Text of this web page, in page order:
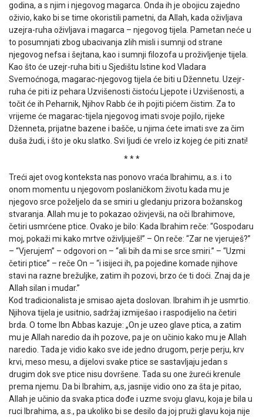
godina, a s njim i njegovog magarca. Onda ih je obojicu zajedno
oživio, kako bi se time okoristili pametni, da Allah, kada oživljava
uzejra-ruha oživljava i magarca – njegovog tijela. Pametan neće u
to posumnjati zbog ubacivanja zlih misli i sumnji od strane
njegovog nefsa i šejtana, kao i sumnji filozofa u proživljenje tijela.
Kao što će uzejr-ruha biti u Sjedištu Istine kod Vladara
Svemoćnoga, magarac-njegovog tijela će biti u Džennetu. Uzejr-
ruha će piti iz pehara Uzvišenosti čistoću Ljepote i Uzvišenosti, a
točit će ih Peharnik, Njihov Rabb će ih pojiti pićem čistim. Za to
vrijeme će magarac-tijela njegovog imati svoje pojilo, rijeke
Dženneta, prijatne bazene i bašče, u njima ćete imati sve za čim
duša žudi, i što je oku slatko. Svi ljudi će vrelo iz kojeg će piti znati!
* * *
Treći ajet ovog konteksta nas ponovo vraća Ibrahimu, a.s. i to
onom momentu u njegovom poslaničkom životu kada mu je
njegovo srce poželjelo da se smiri u gledanju prizora božanskog
stvaranja. Allah mu je to pokazao oživjevši, na oči Ibrahimove,
četiri usmrćene ptice. Ovako je bilo: Kada Ibrahim reče: “Gospodaru
moj, pokaži mi kako mrtve oživljuješ!” – On reče: “Zar ne vjeruješ?”
– “Vjerujem” – odgovori on – “ali bih da mi se srce smiri.” – “Uzmi
četiri ptice” – reče On – “i isijeci ih, pa pojedine komade njihove
stavi na razne brežuljke, zatim ih pozovi, brzo će ti doći. Znaj da je
Allah silan i mudar.”
Kod tradicionalista je smisao ajeta doslovan. Ibrahim ih je usmrtio.
Njihova tijela je usitnio, sadržaj izmiješao i raspodijelio na četiri
brda. O tome Ibn Abbas kazuje: „On je uzeo glave ptica, a zatim
mu je Allah naredio da ih pozove, pa je on učinio kako mu je Allah
naredio. Tada je vidio kako sve ide jedno drugom, perje perju, krv
krvi, meso mesu, a dijelovi svake ptice se sastavljaju jedan s
drugim dok sve ptice nisu dovršene. Tada su one žureći krenule
prema njemu. Da bi Ibrahim, a,s, jasnije vidio ono za šta je pitao,
Allah je učinio da svaka ptica dođe i uzme svoju glavu, koja je bila u
ruci Ibrahima, a.s., pa ukoliko bi se desilo da joj pruži glavu koja nije